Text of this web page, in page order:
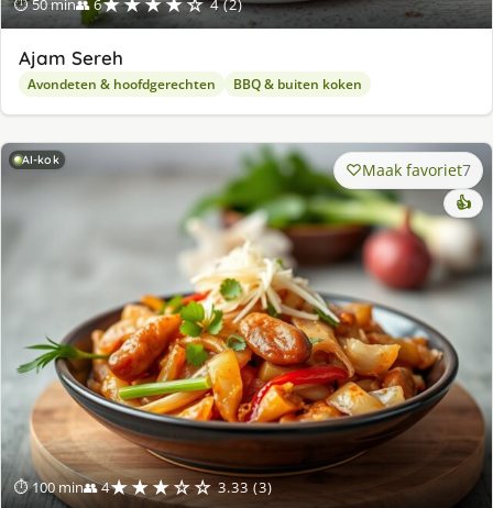
⏱ 50 min👥 6 4 (2)
Ajam Sereh
Avondeten & hoofdgerechten BBQ & buiten koken
AI-kok
⏱ 100 min👥 4★★★☆☆ 3.33 (3)
Maak favoriet7
👍